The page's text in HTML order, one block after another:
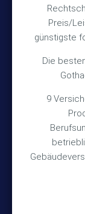
Preis/
günstigste
Die
9